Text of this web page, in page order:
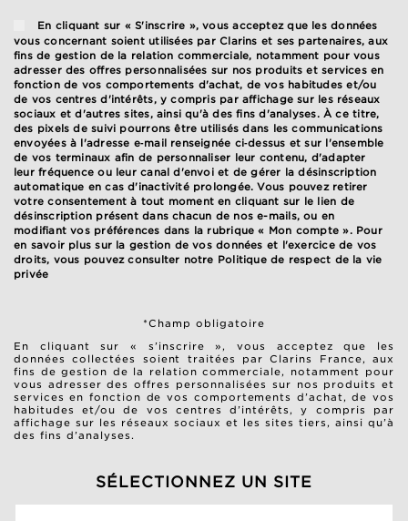
En cliquant sur « S'inscrire », vous acceptez que les données
vous concernant soient utilisées par Clarins et ses partenaires, aux
fins de gestion de la relation commerciale, notamment pour vous
adresser des offres personnalisées sur nos produits et services en
fonction de vos comportements d'achat, de vos habitudes et/ou
de vos centres d'intérêts, y compris par affichage sur les réseaux
sociaux et d'autres sites, ainsi qu'à des fins d'analyses. À ce titre,
des pixels de suivi pourrons être utilisés dans les communications
envoyées à l'adresse e‑mail renseignée ci‑dessus et sur l'ensemble
de vos terminaux afin de personnaliser leur contenu, d'adapter
leur fréquence ou leur canal d'envoi et de gérer la désinscription
automatique en cas d'inactivité prolongée. Vous pouvez retirer
votre consentement à tout moment en cliquant sur le lien de
désinscription présent dans chacun de nos e-mails, ou en
modifiant vos préférences dans la rubrique « Mon compte ». Pour
en savoir plus sur la gestion de vos données et l'exercice de vos
droits, vous pouvez consulter notre Politique de respect de la vie
privée
*Champ obligatoire
En cliquant sur « s’inscrire », vous acceptez que les
données collectées soient traitées par Clarins France, aux
fins de gestion de la relation commerciale, notamment pour
vous adresser des offres personnalisées sur nos produits et
services en fonction de vos comportements d’achat, de vos
habitudes et/ou de vos centres d’intérêts, y compris par
affichage sur les réseaux sociaux et les sites tiers, ainsi qu’à
des fins d’analyses.
SÉLECTIONNEZ UN SITE